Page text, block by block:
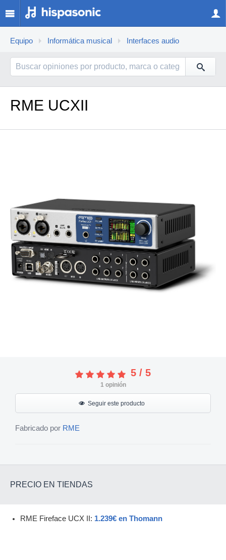
Equipo Informática musical Interfaces audio
RME UCXII
5 / 5
1opinión
Seguir este producto
Fabricado por RME
PRECIO EN TIENDAS
RME Fireface UCX II: 1.239€ en Thomann